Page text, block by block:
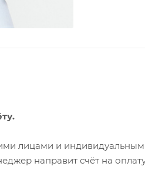
лицами и
направит счёт на